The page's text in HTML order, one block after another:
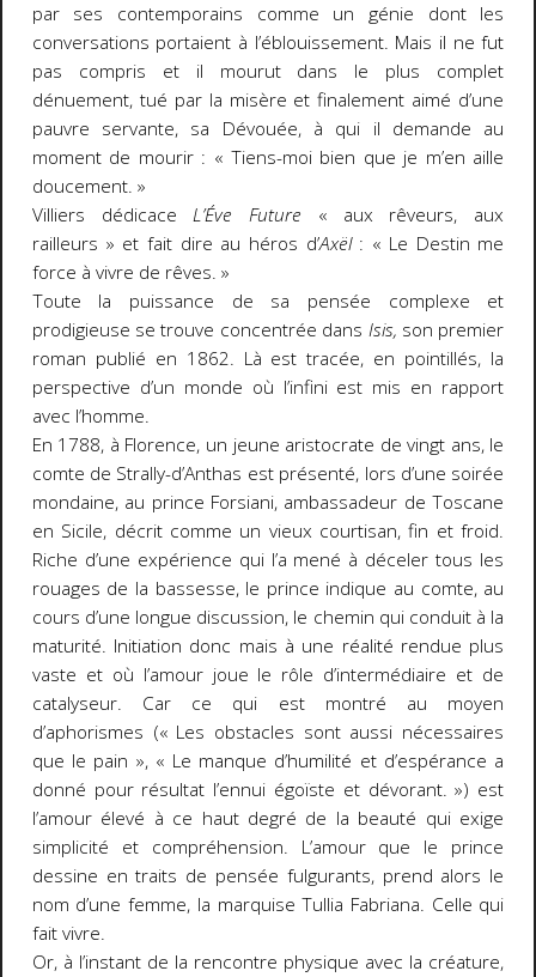
par ses contemporains comme un génie dont les
conversations portaient à l’éblouissement. Mais il ne fut
pas compris et il mourut dans le plus complet
dénuement, tué par la misère et finalement aimé d’une
pauvre servante, sa Dévouée, à qui il demande au
moment de mourir : « Tiens-moi bien que je m’en aille
doucement. »
Villiers dédicace
L’Éve Future
« aux rêveurs, aux
railleurs » et fait dire au héros d’Axël : « Le Destin me
force à vivre de rêves. »
Toute la puissance de sa pensée complexe et
prodigieuse se trouve concentrée dans Isis, son premier
roman publié en 1862. Là est tracée, en pointillés, la
perspective d’un monde où l’infini est mis en rapport
avec l’homme.
En 1788, à Florence, un jeune aristocrate de vingt ans, le
comte de Strally-d’Anthas est présenté, lors d’une soirée
mondaine, au prince Forsiani, ambassadeur de Toscane
en Sicile, décrit comme un vieux courtisan, fin et froid.
Riche d’une expérience qui l’a mené à déceler tous les
rouages de la bassesse, le prince indique au comte, au
cours d’une longue discussion, le chemin qui conduit à la
maturité. Initiation donc mais à une réalité rendue plus
vaste et où l’amour joue le rôle d’intermédiaire et de
catalyseur. Car ce qui est montré au moyen
d’aphorismes (« Les obstacles sont aussi nécessaires
que le pain », « Le manque d’humilité et d’espérance a
donné pour résultat l’ennui égoïste et dévorant. ») est
l’amour élevé à ce haut degré de la beauté qui exige
simplicité et compréhension. L’amour que le prince
dessine en traits de pensée fulgurants, prend alors le
nom d’une femme, la marquise Tullia Fabriana. Celle qui
fait vivre.
Or, à l’instant de la rencontre physique avec la créature,